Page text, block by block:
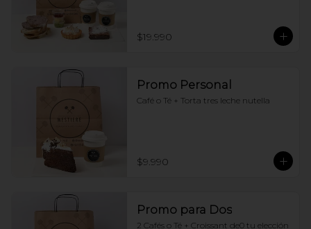
$19.990
Promo Personal
Café o Té + Torta tres leche nutella
$9.990
Promo para Dos
2 Cafés o Té + Croissant de0 tu elección